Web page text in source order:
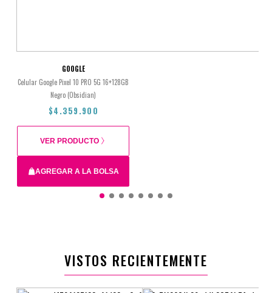
GOOGLE
Celular Google Pixel 10 PRO 5G 16+128GB
Negro (Obsidian)
$4.359.900
AGREGAR A LA BOLSA
VER PRODUCTO
VISTOS RECIENTEMENTE